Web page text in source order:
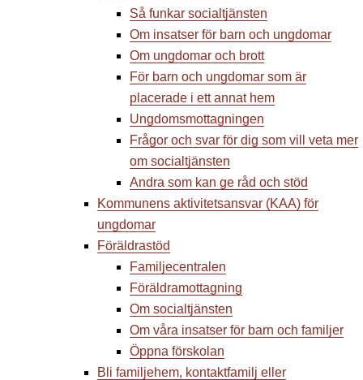
Så funkar socialtjänsten
Om insatser för barn och ungdomar
Om ungdomar och brott
För barn och ungdomar som är
placerade i ett annat hem
Ungdomsmottagningen
Frågor och svar för dig som vill veta mer
om socialtjänsten
Andra som kan ge råd och stöd
Kommunens aktivitetsansvar (KAA) för
ungdomar
Föräldrastöd
Familjecentralen
Föräldramottagning
Om socialtjänsten
Om våra insatser för barn och familjer
Öppna förskolan
Bli familjehem, kontaktfamilj eller